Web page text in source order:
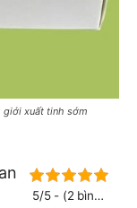
giới xuất tinh sớm
5/5 - (2 bình